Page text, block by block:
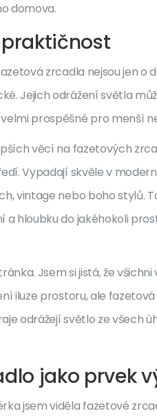
domova.
zrcadla nejsou jen o
Jejich odrážení světla
prospěšné pro menší
věcí na fazetových
Vypadají skvěle v
vintage nebo boho stylů.
a hloubku do jakéhokoli
Jsem si jistá, že
iluze prostoru, ale
odrážejí světlo ze všech
jako prvek
jsem viděla fazetové